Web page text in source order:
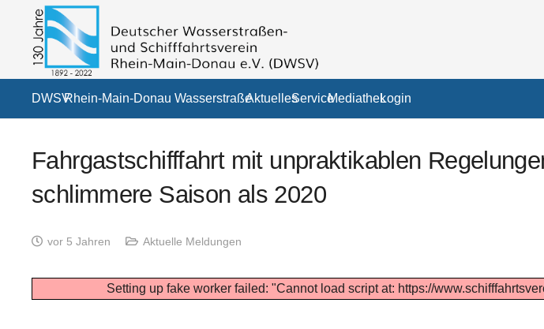
DWSVRhein-Main-Donau WasserstraßeAktuellesServiceMediathekLogin
Fahrgastschifffahrt mit unpraktikablen
schlimmere Saison als 2020
vor 5 Jahren Aktuelle Meldungen
Setting up fake worker failed: "Cannot load script at: https://